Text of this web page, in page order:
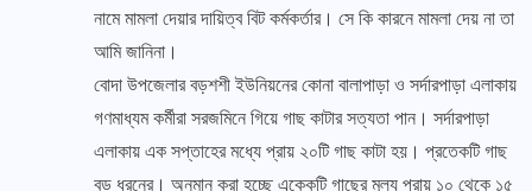
নামে মামলা দেয়ার দায়িত্ব বিট কর্মকর্তার। সে কি কারনে মামলা দেয় না তা
আমি জানিনা।
বোদা উপজেলার বড়শশী ইউনিয়নের কোনা বালাপাড়া ও সর্দারপাড়া এলাকায়
গণমাধ্যম কর্মীরা সরজমিনে গিয়ে গাছ কাটার সত্যতা পান। সর্দারপাড়া
এলাকায় এক সপ্তাহের মধ্যে প্রায় ২০টি গাছ কাটা হয়। প্রতেকটি গাছ
বড় ধরনের। অনুমান করা হচ্ছে একেকটি গাছের মূল্য প্রায় ১০ থেকে ১৫